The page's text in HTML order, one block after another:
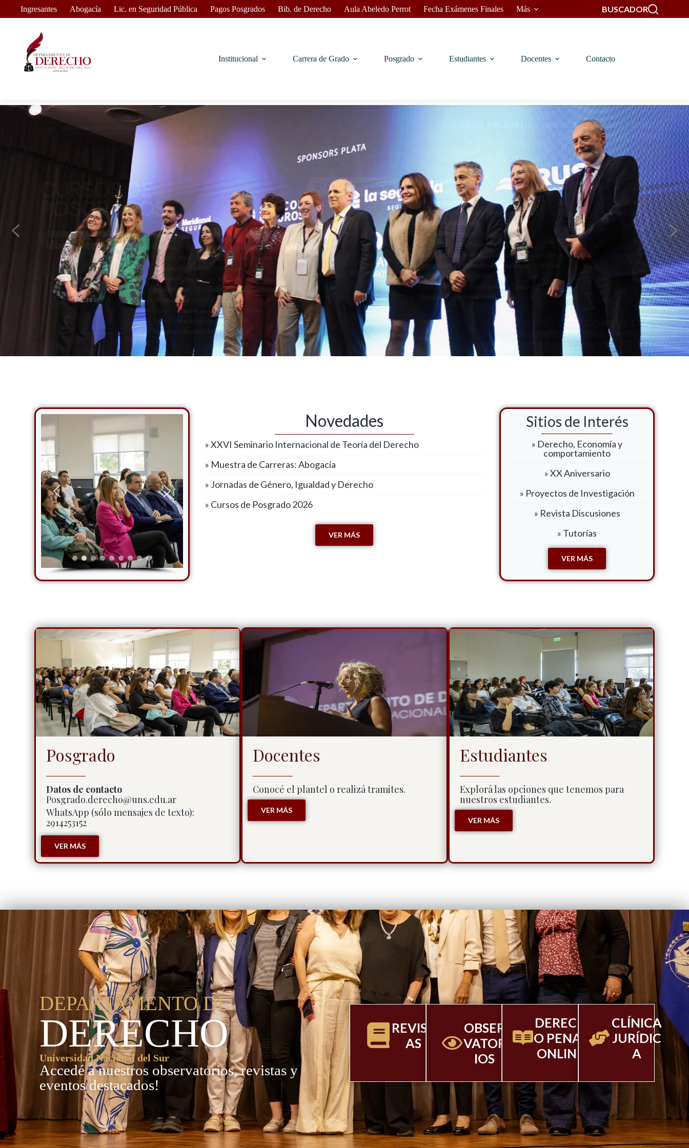
Ingresantes Abogacía Lic. en Seguridad Pública Pagos Posgrados Bib. de Derecho Aula Abeledo Perrot Fecha Exámenes Finales Más BUSCADOR
Institucional Carrera de Grado Posgrado Estudiantes Docentes Contacto
Novedades
» XXVI Seminario Internacional de Teoría del Derecho
» Muestra de Carreras: Abogacía
» Jornadas de Género, Igualdad y Derecho
» Cursos de Posgrado 2026
VER MÁS
Sitios de Interés
» Derecho, Economía y
comportamiento
» XX Aniversario
» Proyectos de Investigación
» Revista Discusiones
» Tutorías
VER MÁS
Posgrado
Datos de contacto
Posgrado.derecho@uns.edu.ar
WhatsApp (sólo mensajes de texto):
2914253152
VER MÁS
Docentes
Conocé el plantel o realizá tramites.
VER MÁS
Estudiantes
Explorá las opciones que tenemos para
nuestros estudiantes.
VER MÁS
DEPARTAMENTO DE
DERECHO
Universidad Nacional del Sur
Accedé a nuestros observatorios, revistas y
eventos destacados!
REVIST
AS
OBSER
VATOR
IOS
DERECH
O PENAL
ONLINE
CLÍNICA
JURÍDIC
A